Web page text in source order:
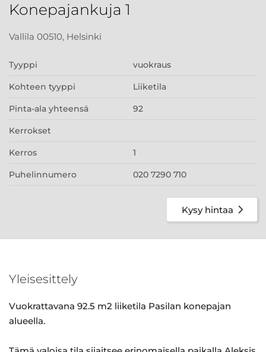
Konepajankuja 1
Vallila 00510, Helsinki
Tyyppi vuokraus
Kohteen tyyppi Liiketila
Pinta-ala yhteensä 92
Kerrokset
Kerros 1
Puhelinnumero 020 7290 710
Kysy hintaa
Yleisesittely
Vuokrattavana 92.5 m2 liiketila Pasilan konepajan
alueella.